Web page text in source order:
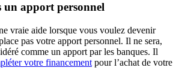
un apport personnel
vraie aide lorsque vous voulez devenir
pas votre apport personnel. Il ne sera,
comme un apport par les banques. Il
votre financement pour l’achat de votre